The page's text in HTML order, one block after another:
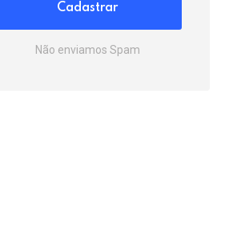
Cadastrar
Não enviamos Spam